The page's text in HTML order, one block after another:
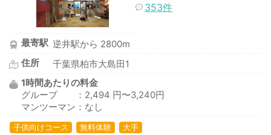
353件
最寄駅 逆井駅から 2800m
住所
千葉県柏市大島田1
1時間あたりの料金
グループ ：2,494 円〜3,240円
マンツーマン：なし
子供向けコース 無料体験 大手